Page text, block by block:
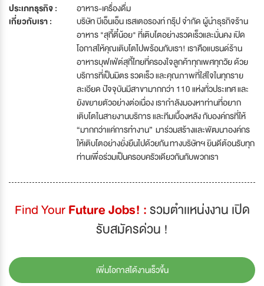
ประเภทธุรกิจ :
อาหาร-เครื่องดื่ม
เกี่ยวกับเรา :
บริษัท บีเอ็นเอ็น เรสเตอรองท์ กรุ๊ป จำกัด ผู้นำธุรกิจร้าน
อาหาร "สุกี้ตี๋น้อย" ที่เติบโตอย่างรวดเร็วและมั่นคง เปิด
โอกาสให้คุณเติบโตไปพร้อมกับเรา! เราคือแบรนด์ร้าน
อาหารบุฟเฟ่ต์สุกี้ไทยที่ครองใจลูกค้าทุกเพศทุกวัย ด้วย
บริการที่เป็นมิตร รวดเร็ว และคุณภาพที่ใส่ใจในทุกราย
ละเอียด ปัจจุบันมีสาขามากกว่า 110 แห่งทั่วประเทศ และ
ยังขยายตัวอย่างต่อเนื่อง เรากำลังมองหาท่านที่อยาก
เติบโตในสายงานบริการ และทีมเบื้องหลัง กับองค์กรที่ให้
“มากกว่าแค่การทำงาน” มาร่วมสร้างและพัฒนาองค์กร
ให้เติบโตอย่างยั่งยืนไปด้วยกัน ทางบริษัทฯ ยินดีต้อนรับทุก
ท่านเพื่อร่วมเป็นครอบครัวเดียวกันกับพวกเรา
Find YourFuture Jobs! :รวมตำเเหน่งงาน เปิด
รับสมัครด่วน !
เพิ่มโอกาสได้งานเร็วขึ้น